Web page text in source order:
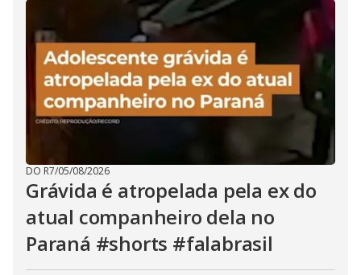
DO R7/05/08/2026
Grávida é atropelada pela ex do
atual companheiro dela no
Paraná #shorts #falabrasil